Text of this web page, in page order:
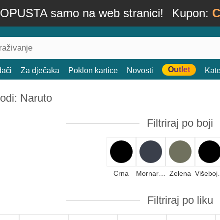
samo na web stranici! Kupon:
Za dječaka Poklon kartice Novosti Outlet
Naruto
Filtriraj po boji
Crna Mornarsko plava Zelena
Filtriraj po liku